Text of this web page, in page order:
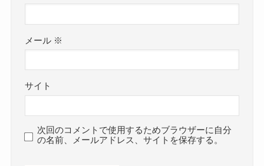
メール ※
サイト
次回のコメントで使用するためブラウザーに自分
の名前、メールアドレス、サイトを保存する。